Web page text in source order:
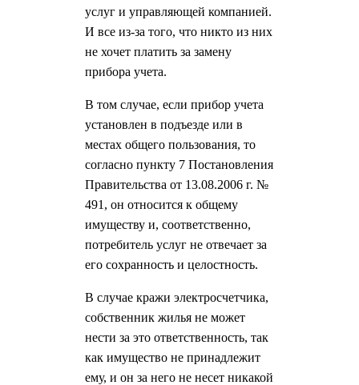
услуг и управляющей компанией.
И все из-за того, что никто из них
не хочет платить за замену
прибора учета.
В том случае, если прибор учета
установлен в подъезде или в
местах общего пользования, то
согласно пункту 7 Постановления
Правительства от 13.08.2006 г. №
491, он относится к общему
имуществу и, соответственно,
потребитель услуг не отвечает за
его сохранность и целостность.
В случае кражи электросчетчика,
собственник жилья не может
нести за это ответственность, так
как имущество не принадлежит
ему, и он за него не несет никакой